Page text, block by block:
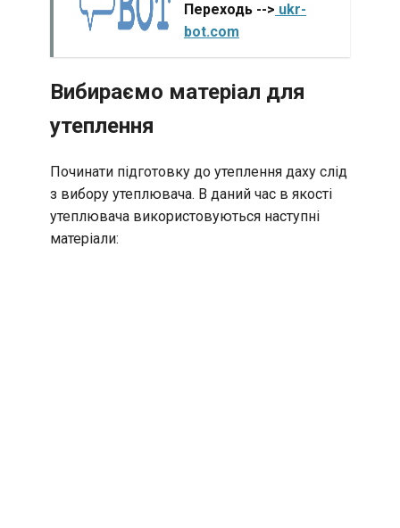
Переходь --> ukr-
bot.com
Вибираємо матеріал для
утеплення
Починати підготовку до утеплення даху слід
з вибору утеплювача. В даний час в якості
утеплювача використовуються наступні
матеріали: